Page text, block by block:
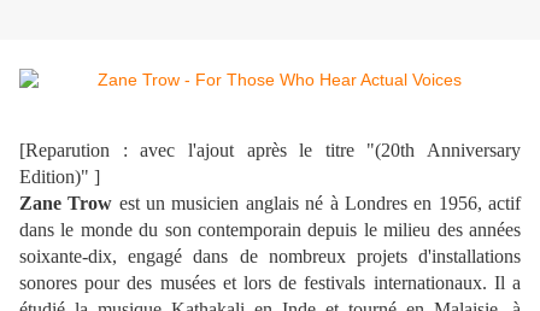
[Reparution : avec l'ajout après le titre "(20th Anniversary
Edition)" ]
Zane Trow est un musicien anglais né à Londres en 1956, actif
dans le monde du son contemporain depuis le milieu des années
soixante-dix, engagé dans de nombreux projets d'installations
sonores pour des musées et lors de festivals internationaux. Il a